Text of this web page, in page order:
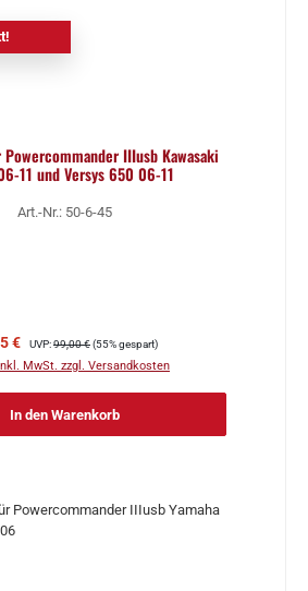
IIIusb Kawasaki
11 und Versys 650 06-11
Art.-Nr.: 50-6-45
€ Regulärer Preis:
UVP:99,00 €(55% gespart)
MwSt. zzgl. Versandkosten
In den Warenkorb